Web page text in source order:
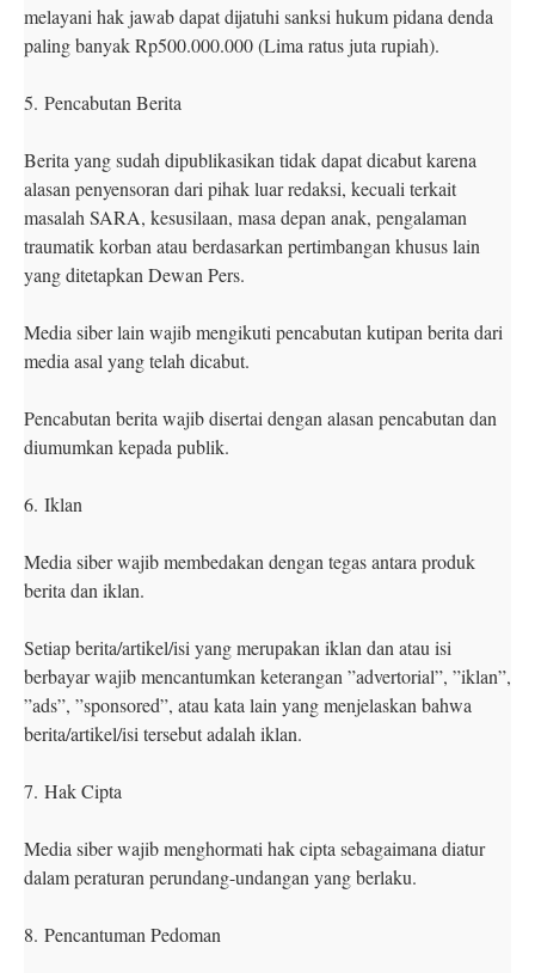
melayani hak jawab dapat dijatuhi sanksi hukum pidana denda
paling banyak Rp500.000.000 (Lima ratus juta rupiah).
5. Pencabutan Berita
Berita yang sudah dipublikasikan tidak dapat dicabut karena
alasan penyensoran dari pihak luar redaksi, kecuali terkait
masalah SARA, kesusilaan, masa depan anak, pengalaman
traumatik korban atau berdasarkan pertimbangan khusus lain
yang ditetapkan Dewan Pers.
Media siber lain wajib mengikuti pencabutan kutipan berita dari
media asal yang telah dicabut.
Pencabutan berita wajib disertai dengan alasan pencabutan dan
diumumkan kepada publik.
6. Iklan
Media siber wajib membedakan dengan tegas antara produk
berita dan iklan.
Setiap berita/artikel/isi yang merupakan iklan dan atau isi
berbayar wajib mencantumkan keterangan ”advertorial”, ”iklan”,
”ads”, ”sponsored”, atau kata lain yang menjelaskan bahwa
berita/artikel/isi tersebut adalah iklan.
7. Hak Cipta
Media siber wajib menghormati hak cipta sebagaimana diatur
dalam peraturan perundang-undangan yang berlaku.
8. Pencantuman Pedoman